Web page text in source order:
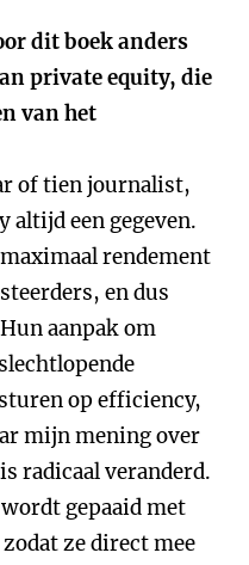
dit boek anders
private equity, die
van het
of tien journalist,
een gegeven.
rendement
en dus
aanpak om
op efficiency,
mijn mening over
radicaal veranderd.
gepaaid met
ze direct mee